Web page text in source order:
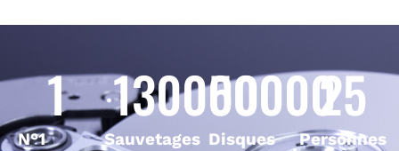
N°1
1
Sauvetages
130000
Disques
50000
Personnes
25